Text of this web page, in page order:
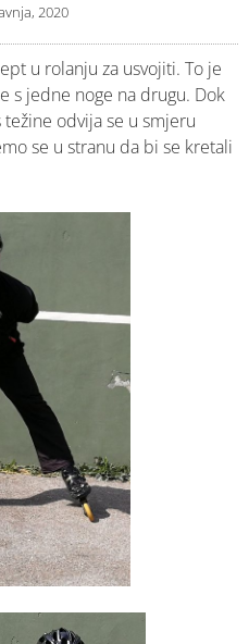
2020
u rolanju za usvojiti. To je
s jedne noge na drugu. Dok
odvija se u smjeru
se u stranu da bi se kretali